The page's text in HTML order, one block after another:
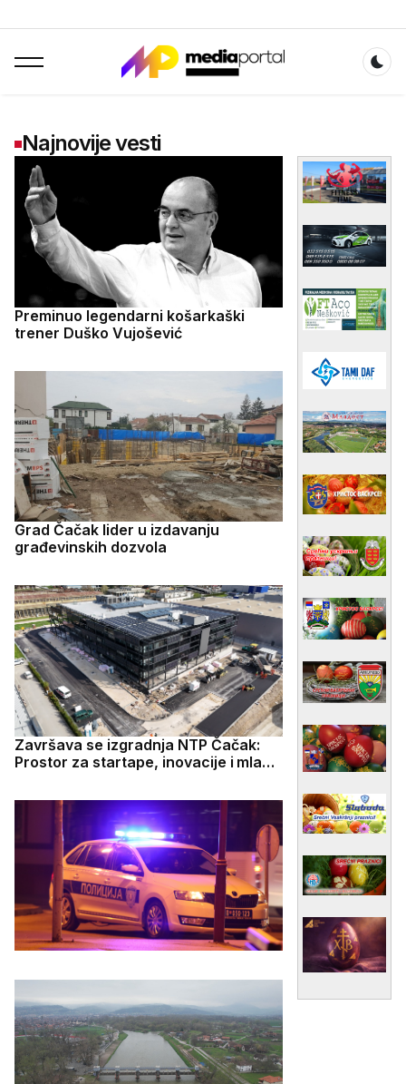
Najnovije vesti
Preminuo legendarni košarkaški
trener Duško Vujošević
Grad Čačak lider u izdavanju
građevinskih dozvola
Završava se izgradnja NTP Čačak:
Prostor za startape, inovacije i mlade